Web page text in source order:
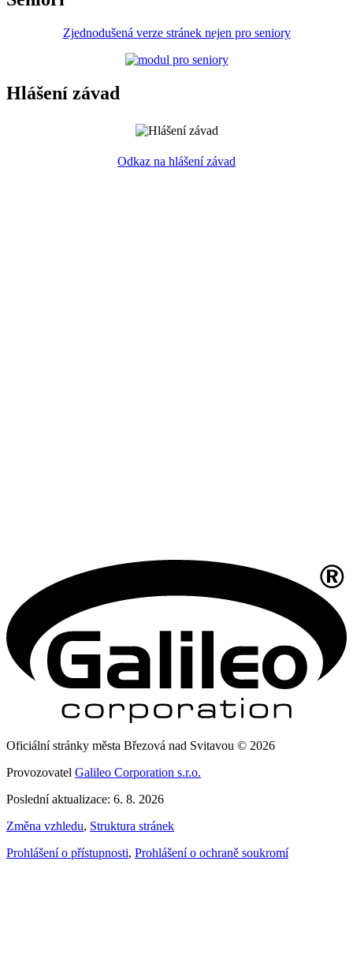
Zjednodušená verze stránek nejen pro seniory
Hlášení závad
Odkaz na hlášení závad
Oficiální stránky města Březová nad Svitavou © 2026
Provozovatel Galileo Corporation s.r.o.
Poslední aktualizace: 6. 8. 2026
Změna vzhledu, Struktura stránek
Prohlášení o přístupnosti, Prohlášení o ochraně soukromí